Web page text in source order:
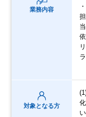
業務内容
対象となる方